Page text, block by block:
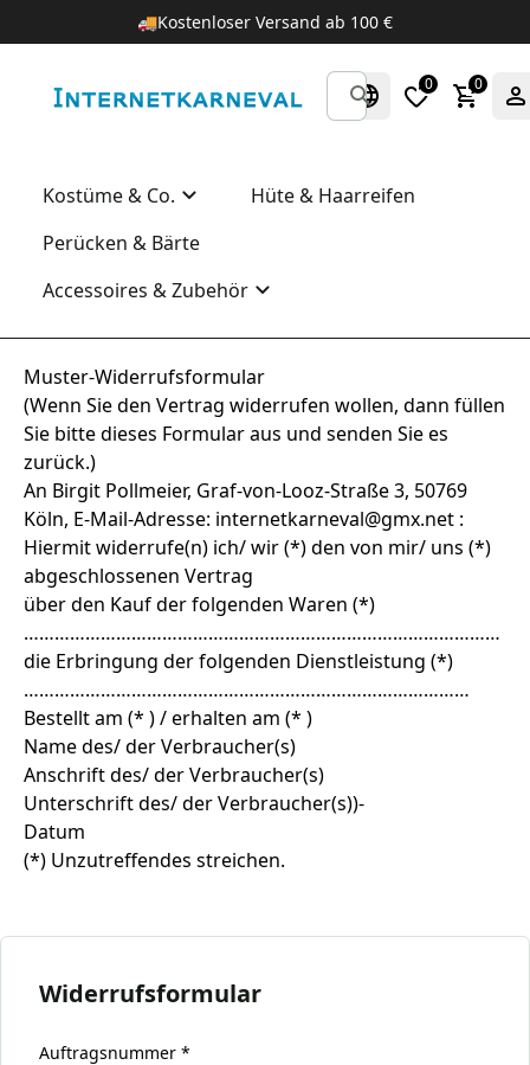
🚚Kostenloser Versand ab 100 €
0 0
Kostüme & Co.
Hüte & Haarreifen
Perücken & Bärte
Accessoires & Zubehör
Muster-Widerrufsformular
(Wenn Sie den Vertrag widerrufen wollen, dann füllen
Sie bitte dieses Formular aus und senden Sie es
zurück.)
An Birgit Pollmeier, Graf-von-Looz-Straße 3, 50769
Köln, E-Mail-Adresse: internetkarneval@gmx.net :
Hiermit widerrufe(n) ich/ wir (*) den von mir/ uns (*)
abgeschlossenen Vertrag
über den Kauf der folgenden Waren (*)
…………………………………………………………………………………
die Erbringung der folgenden Dienstleistung (*)
……………………………………………………………………………
Bestellt am (* ) / erhalten am (* )
Name des/ der Verbraucher(s)
Anschrift des/ der Verbraucher(s)
Unterschrift des/ der Verbraucher(s))-
Datum
(*) Unzutreffendes streichen.
Widerrufsformular
Auftragsnummer *